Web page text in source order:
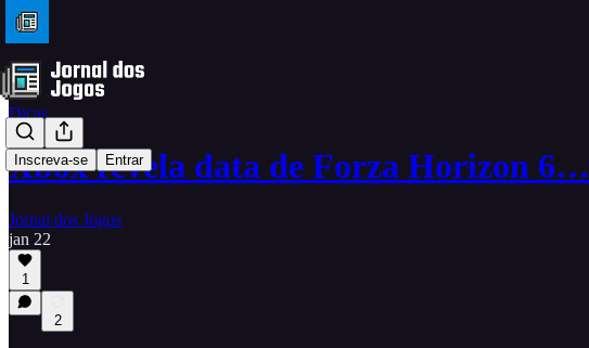
Inscreva-se Entrar
Dicas
Xbox revela data de Forza Horizon 6…
Jornal dos Jogos
jan 22
1
2